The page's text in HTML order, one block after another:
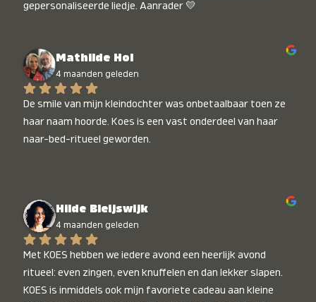
gepersonaliseerde liedje. Aanrader 💛
Mathilde Hol
4 maanden geleden
De smile van mijn kleindochter was onbetaalbaar toen ze
haar naam hoorde. Koes is een vast onderdeel van haar
naar-bed-ritueel geworden.
Hilde Bleijswijk
4 maanden geleden
Met KOES hebben we iedere avond een heerlijk avond
ritueel: even zingen, even knuffelen en dan lekker slapen.
KOES is inmiddels ook mijn favoriete cadeau aan kleine